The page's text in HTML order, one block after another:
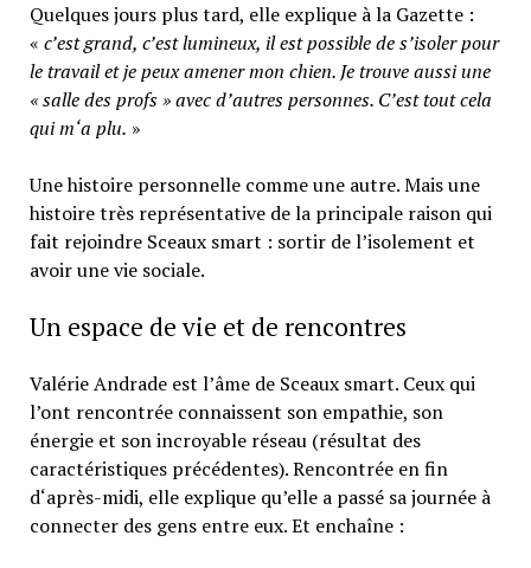
Quelques jours plus tard, elle explique à la Gazette :
« c’est grand, c’est lumineux, il est possible de s’isoler pour
le travail et je peux amener mon chien. Je trouve aussi une
« salle des profs » avec d’autres personnes. C’est tout cela
qui m‘a plu. »
Une histoire personnelle comme une autre. Mais une
histoire très représentative de la principale raison qui
fait rejoindre Sceaux smart : sortir de l’isolement et
avoir une vie sociale.
Un espace de vie et de rencontres
Valérie Andrade est l’âme de Sceaux smart. Ceux qui
l’ont rencontrée connaissent son empathie, son
énergie et son incroyable réseau (résultat des
caractéristiques précédentes). Rencontrée en fin
d‘après-midi, elle explique qu’elle a passé sa journée à
connecter des gens entre eux. Et enchaîne :